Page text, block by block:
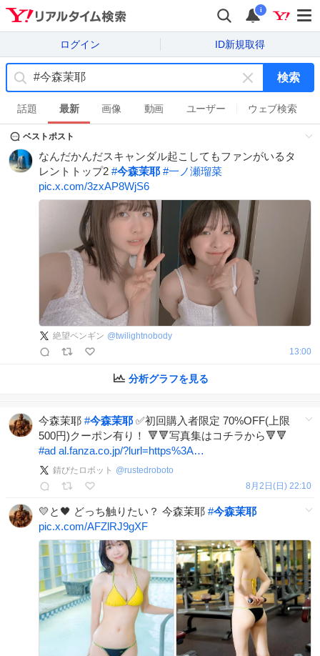
i
ログイン ID新規取得
キ
ー
ワ
ド
す
検索
話題 最新 画像 動画 ユーザー ウェブ検索
ベストポスト
なんだかんだスキャンダル起こしてもファンがいるタ
レントトップ2 #今森茉耶 #一ノ瀬瑠菜
pic.x.com/3zxAP8WjS6
絶望ペンギン @twilightnobody
13:00
分析グラフを見る
今森茉耶 #今森茉耶 ✅初回購入者限定 70%OFF(上限
500円)クーポン有り！ 🔻🔻写真集はコチラから🔻🔻
#ad al.fanza.co.jp/?lurl=https%3A…
錆びたロボット @rustedroboto
8月2日(日) 22:10
💛と🖤 どっち触りたい？ 今森茉耶 #今森茉耶
pic.x.com/AFZlRJ9gXF